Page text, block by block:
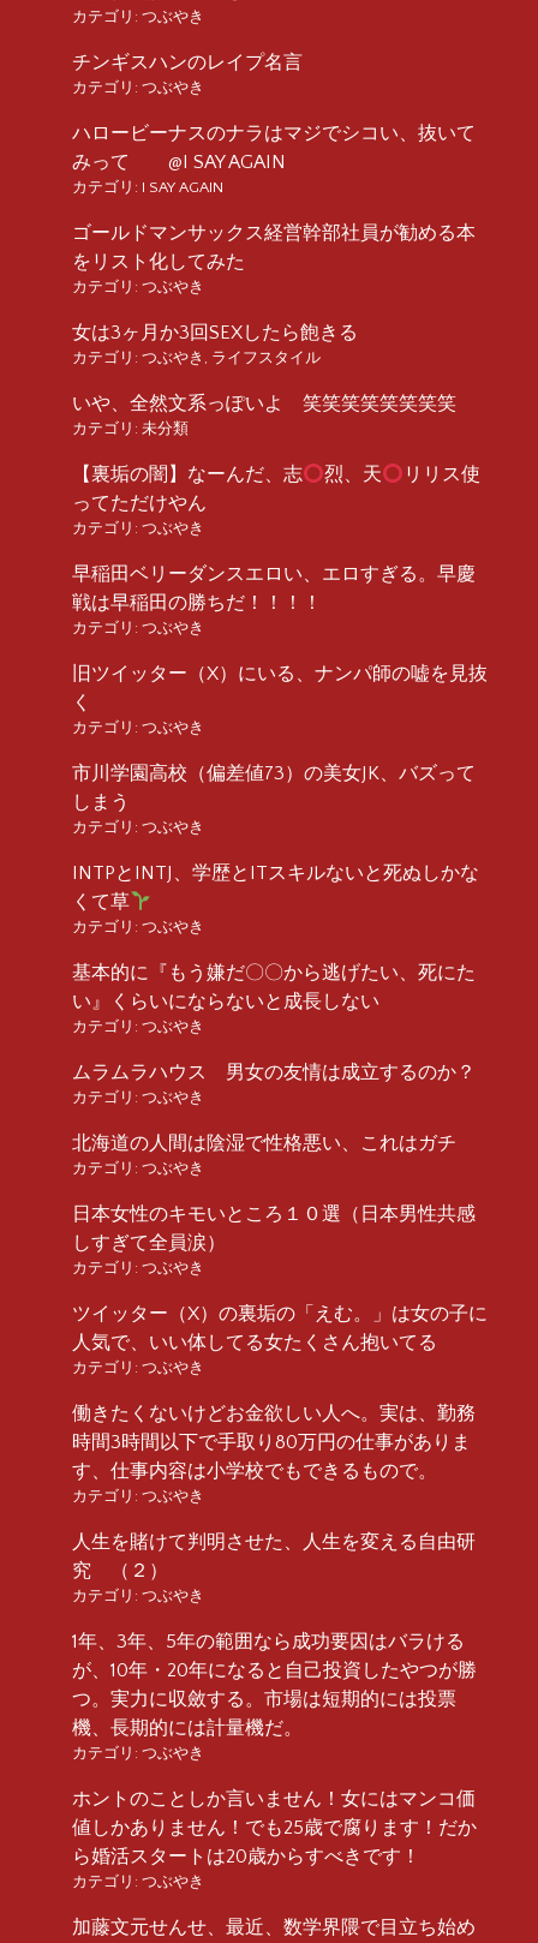
カテゴリ: つぶやき
チンギスハンのレイプ名言
カテゴリ: つぶやき
ハロービーナスのナラはマジでシコい、抜いて
みって @I SAY AGAIN
カテゴリ: I SAY AGAIN
ゴールドマンサックス経営幹部社員が勧める本
をリスト化してみた
カテゴリ: つぶやき
女は3ヶ月か3回SEXしたら飽きる
カテゴリ: つぶやき , ライフスタイル
いや、全然文系っぽいよ 笑笑笑笑笑笑笑笑
カテゴリ: 未分類
【裏垢の闇】なーんだ、志 烈、天
リリス使
ってただけやん
カテゴリ: つぶやき
早稲田ベリーダンスエロい、エロすぎる。早慶
戦は早稲田の勝ちだ！！！！
カテゴリ: つぶやき
旧ツイッター（X）にいる、ナンパ師の嘘を見抜
く
カテゴリ: つぶやき
市川学園高校（偏差値73）の美女JK、バズって
しまう
カテゴリ: つぶやき
INTPとINTJ、学歴とITスキルないと死ぬしかな
くて草
カテゴリ: つぶやき
基本的に『もう嫌だ〇〇から逃げたい、死にた
い』くらいにならないと成長しない
カテゴリ: つぶやき
ムラムラハウス 男女の友情は成立するのか？
カテゴリ: つぶやき
北海道の人間は陰湿で性格悪い、これはガチ
カテゴリ: つぶやき
日本女性のキモいところ１０選（日本男性共感
しすぎて全員涙）
カテゴリ: つぶやき
ツイッター（X）の裏垢の「えむ。」は女の子に
人気で、いい体してる女たくさん抱いてる
カテゴリ: つぶやき
働きたくないけどお金欲しい人へ。実は、勤務
時間3時間以下で手取り80万円の仕事がありま
す、仕事内容は小学校でもできるもので。
カテゴリ: つぶやき
人生を賭けて判明させた、人生を変える自由研
究 （２）
カテゴリ: つぶやき
1年、3年、5年の範囲なら成功要因はバラける
が、10年・20年になると自己投資したやつが勝
つ。実力に収斂する。市場は短期的には投票
機、長期的には計量機だ。
カテゴリ: つぶやき
ホントのことしか言いません！女にはマンコ価
値しかありません！でも25歳で腐ります！だか
ら婚活スタートは20歳からすべきです！
カテゴリ: つぶやき
加藤文元せんせ、最近、数学界隈で目立ち始め